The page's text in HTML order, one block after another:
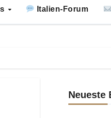
Italien-Forum
Neueste